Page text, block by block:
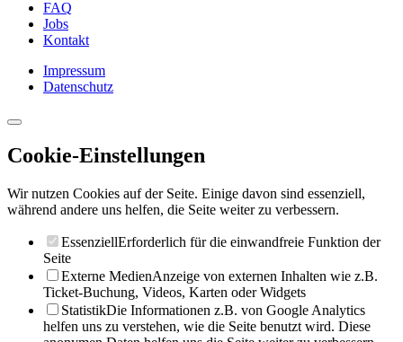
FAQ
Jobs
Kontakt
Impressum
Datenschutz
Cookie-Einstellungen
Wir nutzen Cookies auf der Seite. Einige davon sind essenziell,
während andere uns helfen, die Seite weiter zu verbessern.
EssenziellErforderlich für die einwandfreie Funktion der
Seite
Externe MedienAnzeige von externen Inhalten wie z.B.
Ticket-Buchung, Videos, Karten oder Widgets
StatistikDie Informationen z.B. von Google Analytics
helfen uns zu verstehen, wie die Seite benutzt wird. Diese